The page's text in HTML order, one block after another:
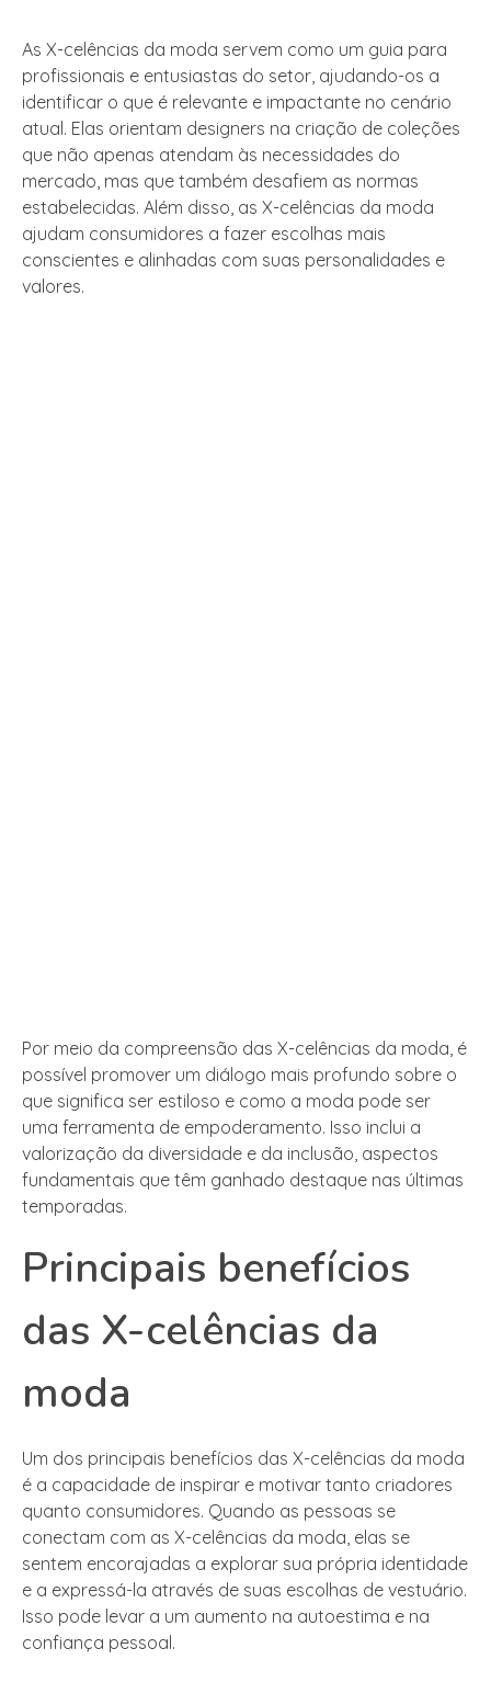
As X-celências da moda servem como um guia para
profissionais e entusiastas do setor, ajudando-os a
identificar o que é relevante e impactante no cenário
atual. Elas orientam designers na criação de coleções
que não apenas atendam às necessidades do
mercado, mas que também desafiem as normas
estabelecidas. Além disso, as X-celências da moda
ajudam consumidores a fazer escolhas mais
conscientes e alinhadas com suas personalidades e
valores.
Por meio da compreensão das X-celências da moda, é
possível promover um diálogo mais profundo sobre o
que significa ser estiloso e como a moda pode ser
uma ferramenta de empoderamento. Isso inclui a
valorização da diversidade e da inclusão, aspectos
fundamentais que têm ganhado destaque nas últimas
temporadas.
Principais benefícios
das X-celências da
moda
Um dos principais benefícios das X-celências da moda
é a capacidade de inspirar e motivar tanto criadores
quanto consumidores. Quando as pessoas se
conectam com as X-celências da moda, elas se
sentem encorajadas a explorar sua própria identidade
e a expressá-la através de suas escolhas de vestuário.
Isso pode levar a um aumento na autoestima e na
confiança pessoal.